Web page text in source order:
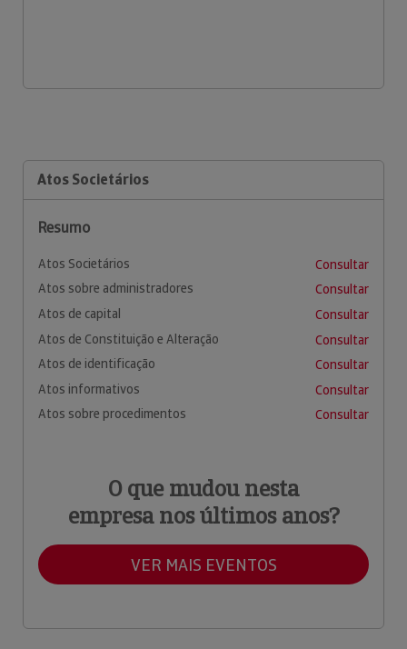
Atos Societários
Resumo
Atos Societários
Consultar
Atos sobre administradores
Consultar
Atos de capital
Consultar
Atos de Constituição e Alteração
Consultar
Atos de identificação
Consultar
Atos informativos
Consultar
Atos sobre procedimentos
Consultar
O que mudou nesta
empresa nos últimos anos?
VER MAIS EVENTOS